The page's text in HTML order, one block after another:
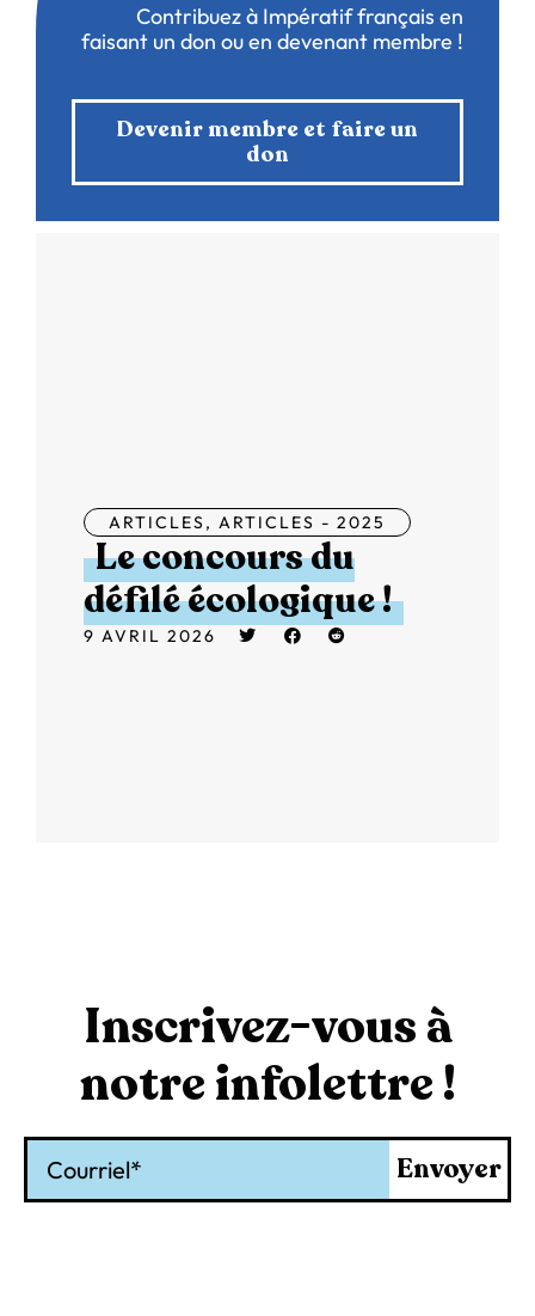
Contribuez à Impératif français en
faisant un don ou en devenant membre !
Devenir membre et faire un
don
ARTICLES, ARTICLES - 2025
Le concours du
défilé écologique !
9 AVRIL 2026
Inscrivez-vous à
notre infolettre !
Envoyer